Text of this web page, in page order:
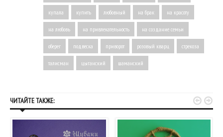
купала купить любовный на брак на красоту
на любовь на привлекательность на создание семьи
оберег подвеска приворот розовый кварц стрекоза
талисман цыганский шаманский
ЧИТАЙТЕ ТАКЖЕ:  